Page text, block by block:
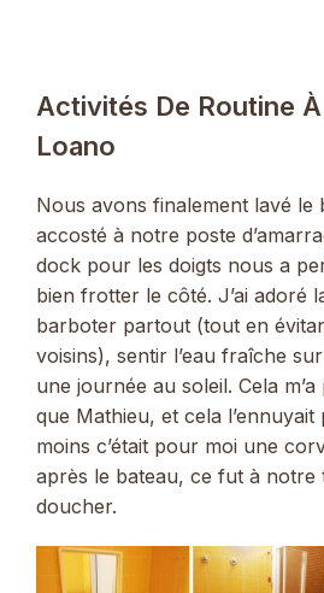
Activités De Routine
Loano
Nous avons finalement lavé le
accosté à notre poste
dock pour les doigts nous a
bien frotter le côté. J’ai adoré
barboter partout (tout en
voisins), sentir l’eau fraîche
une journée au soleil. Cela
que Mathieu, et cela l’ennuyait
moins c’était pour moi une
après le bateau, ce fut à notre
doucher.